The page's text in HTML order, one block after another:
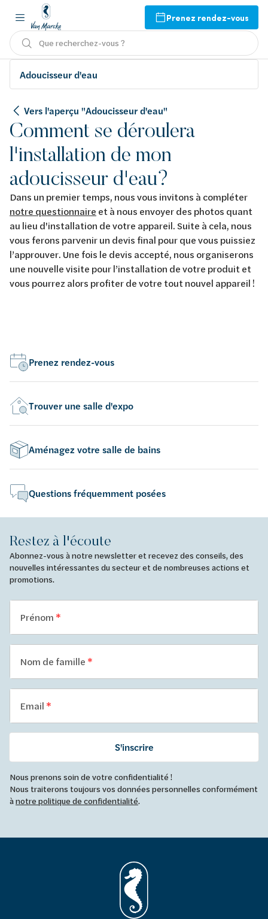
Prenez rendez-vous
Que recherchez-vous ?
Adoucisseur d'eau
Vers l'aperçu "Adoucisseur d'eau"
Comment se déroulera
l'installation de mon
adoucisseur d'eau?
Dans un premier temps, nous vous invitons à compléter
notre questionnaire et à nous envoyer des photos quant
au lieu d'installation de votre appareil. Suite à cela, nous
vous ferons parvenir un devis final pour que vous puissiez
l’approuver. Une fois le devis accepté, nous organiserons
une nouvelle visite pour l’installation de votre produit et
vous pourrez alors profiter de votre tout nouvel appareil !
Prenez rendez-vous
Trouver une salle d'expo
Aménagez votre salle de bains
Questions fréquemment posées
Restez à l'écoute
Abonnez-vous à notre newsletter et recevez des conseils, des
nouvelles intéressantes du secteur et de nombreuses actions et
promotions.
Prénom
Nom de famille
Email
S'inscrire
Nous prenons soin de votre confidentialité !
Nous traiterons toujours vos données personnelles conformément
ànotre politique de confidentialité.